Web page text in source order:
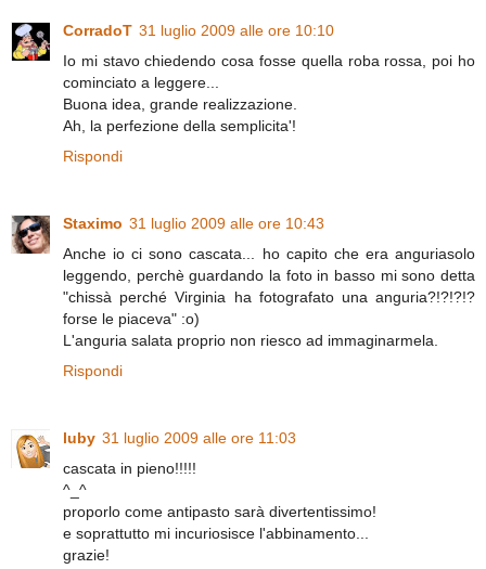
CorradoT 31 luglio 2009 alle ore 10:10
Io mi stavo chiedendo cosa fosse quella roba rossa, poi ho
cominciato a leggere...
Buona idea, grande realizzazione.
Ah, la perfezione della semplicita'!
Rispondi
Staximo 31 luglio 2009 alle ore 10:43
Anche io ci sono cascata... ho capito che era anguriasolo
leggendo, perchè guardando la foto in basso mi sono detta
"chissà perché Virginia ha fotografato una anguria?!?!?!?
forse le piaceva" :o)
L'anguria salata proprio non riesco ad immaginarmela.
Rispondi
luby 31 luglio 2009 alle ore 11:03
cascata in pieno!!!!!
^_^
proporlo come antipasto sarà divertentissimo!
e soprattutto mi incuriosisce l'abbinamento...
grazie!